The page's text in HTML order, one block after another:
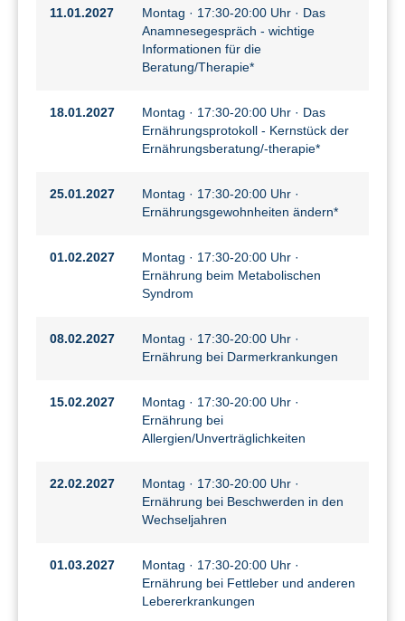
11.01.2027
Montag · 17:30-20:00 Uhr · Das
Anamnesegespräch - wichtige
Informationen für die
Beratung/Therapie*
18.01.2027
Montag · 17:30-20:00 Uhr · Das
Ernährungsprotokoll - Kernstück der
Ernährungsberatung/-therapie*
25.01.2027
Montag · 17:30-20:00 Uhr ·
Ernährungsgewohnheiten ändern*
01.02.2027
Montag · 17:30-20:00 Uhr ·
Ernährung beim Metabolischen
Syndrom
08.02.2027
Montag · 17:30-20:00 Uhr ·
Ernährung bei Darmerkrankungen
15.02.2027
Montag · 17:30-20:00 Uhr ·
Ernährung bei
Allergien/Unverträglichkeiten
22.02.2027
Montag · 17:30-20:00 Uhr ·
Ernährung bei Beschwerden in den
Wechseljahren
01.03.2027
Montag · 17:30-20:00 Uhr ·
Ernährung bei Fettleber und anderen
Lebererkrankungen